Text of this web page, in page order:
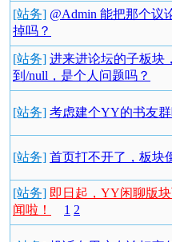
[站务] @Admin 能把那个议
掉吗？
[站务] 进来进论坛的子板块
到/null，是个人问题吗？
[站务] 考虑建个YY的书友群
[站务] 首页打不开了，板块
[站务] 即日起，YY闲聊版
闻啦！
1 2